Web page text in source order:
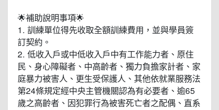
🌟補助說明事項🌟
1. 訓練單位得先收取全額訓練費用，並與學員簽
訂契約。
2. 低收入戶或中低收入戶中有工作能力者、原住
民、身心障礙者、中高齡者、獨力負擔家計者、家
庭暴力被害人、更生受保護人、其他依就業服務法
第24條規定經中央主管機關認為有必要者、逾65
歲之高齡者、因犯罪行為被害死亡者之配偶、直系